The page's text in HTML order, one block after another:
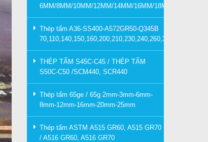
6MM/8MM/10MM/12MM/14MM/16MM/18MM/20MM
Thép tấm A36-SS400-A572GR50-Q345B
70,110,140,150,160,200,210,230,240,260,300mm
THÉP TẤM S45C-C45 / THÉP TẤM
S50C-C50 /SCM440, SCR440
Thép tấm 65ge / 65g 2mm-3mm-6mm-
8mm-12mm-16mm-20mm-25mm
Thép tấm ASTM A515 GR60, A515 GR70
/ A516 GR60, A516 GR70